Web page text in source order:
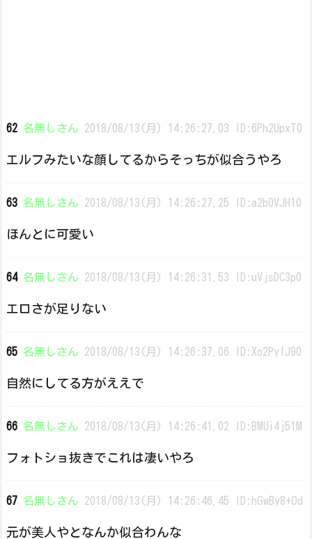
62 名無しさん 2018/08/13(月) 14:26:27.03 ID:6Ph2UpxT0
エルフみたいな顔してるからそっちが似合うやろ
63 名無しさん 2018/08/13(月) 14:26:27.25 ID:a2b0VJH10
ほんとに可愛い
64 名無しさん 2018/08/13(月) 14:26:31.53 ID:uVjsDC3p0
エロさが足りない
65 名無しさん 2018/08/13(月) 14:26:37.06 ID:Xo2PylJ90
自然にしてる方がええで
66 名無しさん 2018/08/13(月) 14:26:41.02 ID:BMUi4j51M
フォトショ抜きでこれは凄いやろ
67 名無しさん 2018/08/13(月) 14:26:46.45 ID:hGwBy8+Od
元が美人やとなんか似合わんな